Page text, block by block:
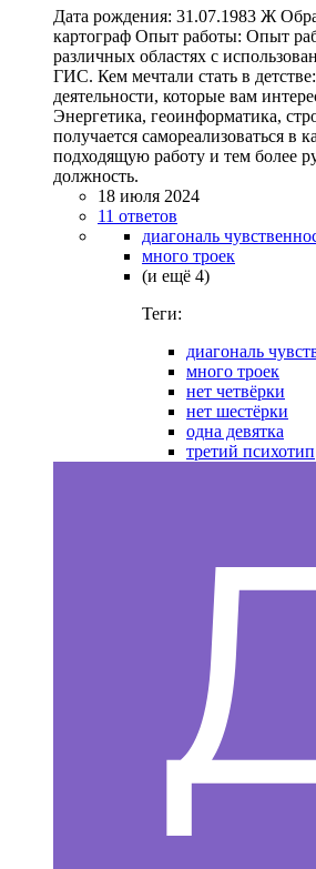
Дата рождения: 31.07.1983 Ж
картограф Опыт работы: Опыт
различных областях с
ГИС. Кем мечтали стать в
деятельности, которые вам
Энергетика, геоинформатика,
получается самореализоваться в
подходящую работу и тем более
должность.
18 июля 2024
11 ответов
диагональ
много троек
(и ещё 4)
Теги:
диагональ
много троек
нет четвёрки
нет шестёрки
одна девятка
третий психотип